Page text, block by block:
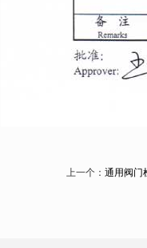
上一个： 通用阀门